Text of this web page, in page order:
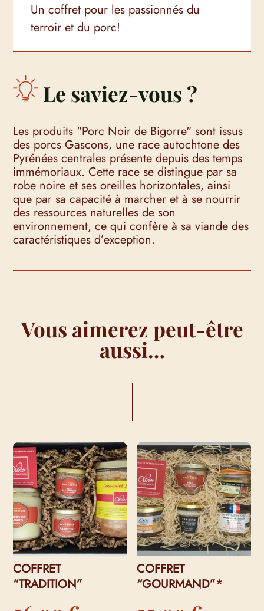
Un coffret pour les passionnés du
terroir et du porc!
Le saviez-vous ?
Les produits "Porc Noir de Bigorre" sont issus
des porcs Gascons, une race autochtone des
Pyrénées centrales présente depuis des temps
immémoriaux. Cette race se distingue par sa
robe noire et ses oreilles horizontales, ainsi
que par sa capacité à marcher et à se nourrir
des ressources naturelles de son
environnement, ce qui confère à sa viande des
caractéristiques d’exception.
Vous aimerez peut-être
aussi…
VOUS AIMEREZ PEUT-ÊTRE AUSSI…
COFFRET
“TRADITION”
COFFRET
“GOURMAND”*